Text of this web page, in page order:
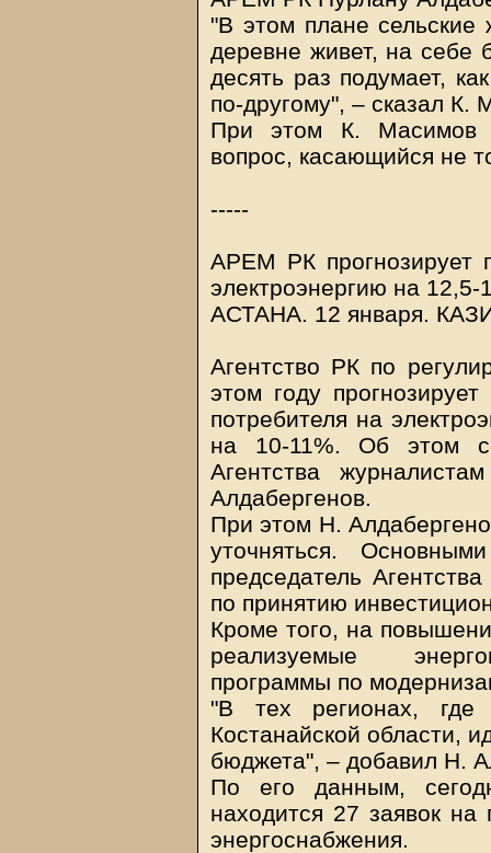
"В этом плане сельские
деревне живет, на себе
десять раз подумает,
по-другому", – сказал К.
При этом К. Масимов
вопрос, касающийся не
-----
АРЕМ РК прогнозирует
электроэнергию на
АСТАНА. 12 января.
Агентство РК по
этом году
потребителя на
на 10-11%. Об этом
Агентства
Алдабергенов.
При этом Н.
уточняться.
председатель
по принятию
Кроме того, на
реализуемые
программы по
"В тех регионах, где
Костанайской области,
бюджета", – добавил Н.
По его данным,
находится 27 заявок
энергоснабжения.